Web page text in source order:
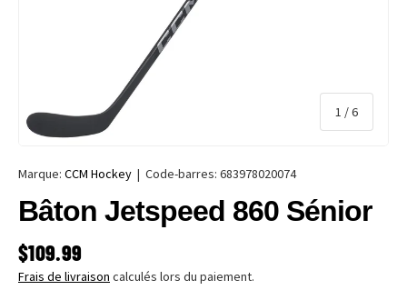
1 /de
6
Marque: CCM Hockey | Code-barres: 683978020074
Bâton Jetspeed 860 Sénior
PRIX HABITUEL
$109.99
Frais de livraison calculés lors du paiement.